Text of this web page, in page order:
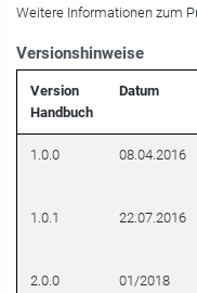
Weitere Informationen zum
Versionshinweise
Version
Handbuch
Datum
1.0.0 08.04.2016
1.0.1 22.07.2016
2.0.0 01/2018